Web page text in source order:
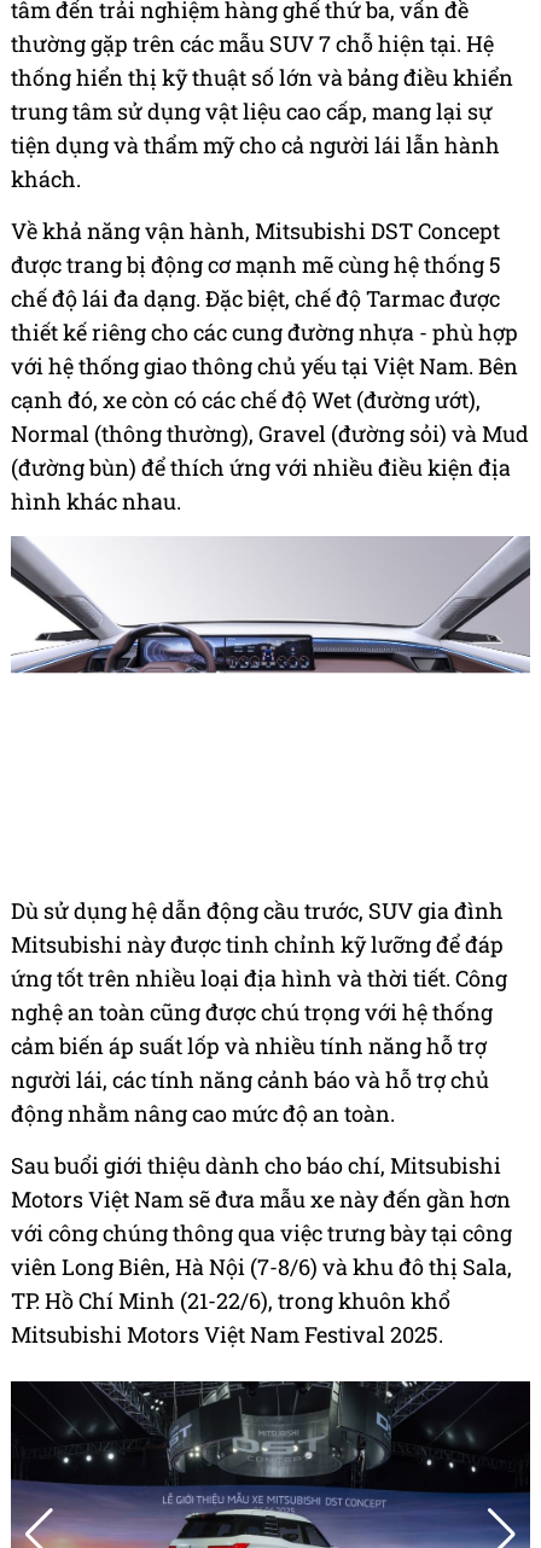
tâm đến trải nghiệm hàng ghế thứ ba, vấn đề
thường gặp trên các mẫu SUV 7 chỗ hiện tại. Hệ
thống hiển thị kỹ thuật số lớn và bảng điều khiển
trung tâm sử dụng vật liệu cao cấp, mang lại sự
tiện dụng và thẩm mỹ cho cả người lái lẫn hành
khách.
Về khả năng vận hành, Mitsubishi DST Concept
được trang bị động cơ mạnh mẽ cùng hệ thống 5
chế độ lái đa dạng. Đặc biệt, chế độ Tarmac được
thiết kế riêng cho các cung đường nhựa - phù hợp
với hệ thống giao thông chủ yếu tại Việt Nam. Bên
cạnh đó, xe còn có các chế độ Wet (đường ướt),
Normal (thông thường), Gravel (đường sỏi) và Mud
(đường bùn) để thích ứng với nhiều điều kiện địa
hình khác nhau.
Dù sử dụng hệ dẫn động cầu trước, SUV gia đình
Mitsubishi này được tinh chỉnh kỹ lưỡng để đáp
ứng tốt trên nhiều loại địa hình và thời tiết. Công
nghệ an toàn cũng được chú trọng với hệ thống
cảm biến áp suất lốp và nhiều tính năng hỗ trợ
người lái, các tính năng cảnh báo và hỗ trợ chủ
động nhằm nâng cao mức độ an toàn.
Sau buổi giới thiệu dành cho báo chí, Mitsubishi
Motors Việt Nam sẽ đưa mẫu xe này đến gần hơn
với công chúng thông qua việc trưng bày tại công
viên Long Biên, Hà Nội (7-8/6) và khu đô thị Sala,
TP. Hồ Chí Minh (21-22/6), trong khuôn khổ
Mitsubishi Motors Việt Nam Festival 2025.